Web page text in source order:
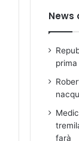
News
farà